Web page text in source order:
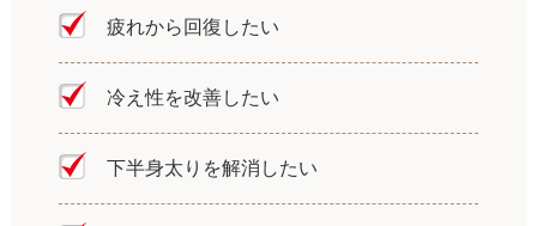
疲れから回復したい
冷え性を改善したい
下半身太りを解消したい